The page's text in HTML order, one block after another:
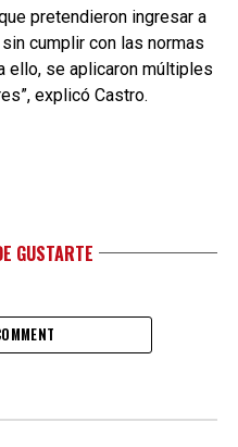
pretendieron ingresar a
cumplir con las normas
ello, se aplicaron múltiples
explicó Castro.
GUSTARTE